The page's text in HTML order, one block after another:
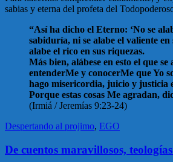
sabias y eterna del profeta del
“Así ha dicho el Eterno: ‘No se
sabiduría, ni se alabe el valiente en
alabe el rico en sus riquezas.
Más bien, alábese en esto el que se
entenderMe y conocerMe que Yo
hago misericordia, juicio y justicia
Porque estas cosas Me agradan,
(Irmiá / Jeremías 9:23-24)
Despertando al projimo, EGO
De cuentos maravillosos,